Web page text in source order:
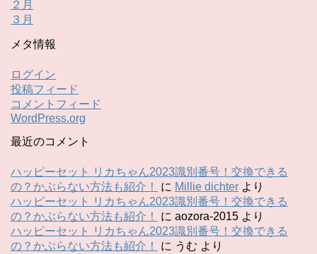
２月
３月
メタ情報
ログイン
投稿フィード
コメントフィード
WordPress.org
最近のコメント
ハッピーセット リカちゃん2023識別番号！交換できる
の？かぶらない方法も紹介！
に Millie dichter より
ハッピーセット リカちゃん2023識別番号！交換できる
の？かぶらない方法も紹介！
に aozora-2015 より
ハッピーセット リカちゃん2023識別番号！交換できる
の？かぶらない方法も紹介！
に うむ より